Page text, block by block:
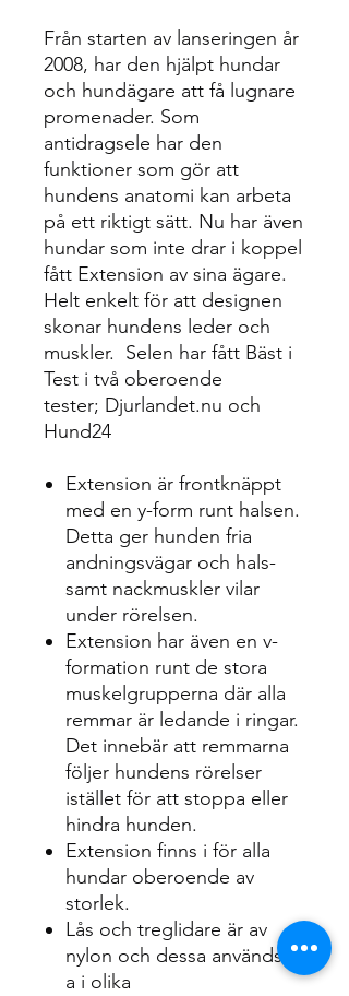
Från starten av lanseringen år
2008, har den hjälpt hundar
och hundägare att få lugnare
promenader. Som
antidragsele har den
funktioner som gör att
hundens anatomi kan arbeta
på ett riktigt sätt. Nu har även
hundar som inte drar i koppel
fått Extension av sina ägare.
Helt enkelt för att designen
skonar hundens leder och
muskler. Selen har fått Bäst i
Test i två oberoende
tester; Djurlandet.nu och
Hund24
Extension är frontknäppt
med en y-form runt halsen.
Detta ger hunden fria
andningsvägar och hals-
samt nackmuskler vilar
under rörelsen.
Extension har även en v-
formation runt de stora
muskelgrupperna där alla
remmar är ledande i ringar.
Det innebär att remmarna
följer hundens rörelser
istället för att stoppa eller
hindra hunden.
Extension finns i för alla
hundar oberoende av
storlek.
Lås och treglidare är av
nylon och dessa används bl
a i olika